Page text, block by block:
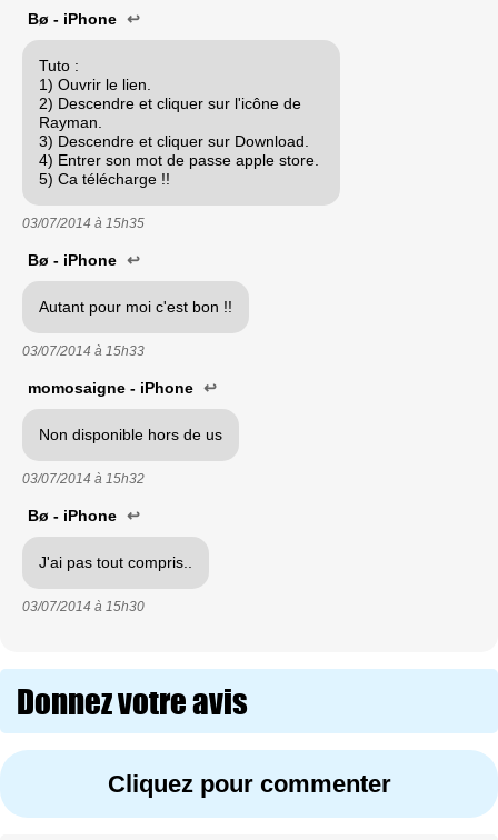
Bø - iPhone ↩
Tuto :
1) Ouvrir le lien.
2) Descendre et cliquer sur l'icône de
Rayman.
3) Descendre et cliquer sur Download.
4) Entrer son mot de passe apple store.
5) Ca télécharge !!
03/07/2014 à 15h35
Bø - iPhone ↩
Autant pour moi c'est bon !!
03/07/2014 à 15h33
momosaigne - iPhone ↩
Non disponible hors de us
03/07/2014 à 15h32
Bø - iPhone ↩
J'ai pas tout compris..
03/07/2014 à 15h30
Donnez votre avis
Cliquez pour commenter